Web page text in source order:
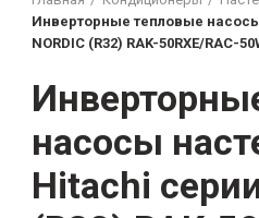
Инверторные тепловые
NORDIC (R32) RAK-50RXE/RAC-
насосы
Hitachi